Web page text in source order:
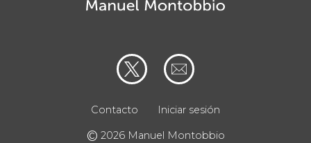
Contacto Iniciar sesión
© 2026 Manuel Montobbio